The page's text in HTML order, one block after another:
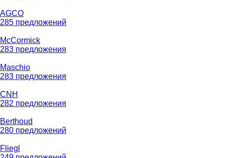
AGCO
285 предложений
McCormick
283 предложения
Maschio
283 предложения
CNH
282 предложения
Berthoud
280 предложений
Fliegl